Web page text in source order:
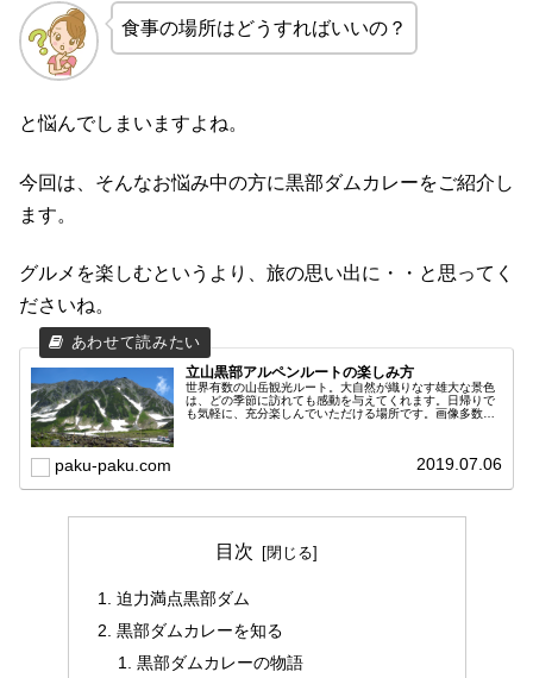
食事の場所はどうすればいいの？
と悩んでしまいますよね。
今回は、そんなお悩み中の方に黒部ダムカレーをご紹介し
ます。
グルメを楽しむというより、旅の思い出に・・と思ってく
ださいね。
立山黒部アルペンルートの楽しみ方
世界有数の山岳観光ルート。大自然が織りなす雄大な景色
は、どの季節に訪れても感動を与えてくれます。日帰りで
も気軽に、充分楽しんでいただける場所です。画像多数掲
paku-paku.com 2019.07.06
目次
迫力満点黒部ダム
黒部ダムカレーを知る
黒部ダムカレーの物語